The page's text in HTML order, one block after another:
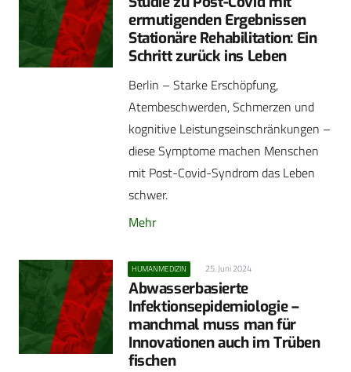
ermutigenden Ergebnissen
Stationäre Rehabilitation: Ein
Schritt zurück ins Leben
Berlin – Starke Erschöpfung,
Atembeschwerden, Schmerzen und
kognitive Leistungseinschränkungen –
diese Symptome machen Menschen
mit Post-Covid-Syndrom das Leben
schwer.
Mehr
HUMANMEDIZIN 25. Juni 2024
Abwasserbasierte
Infektionsepidemiologie –
manchmal muss man für
Innovationen auch im Trüben
fischen